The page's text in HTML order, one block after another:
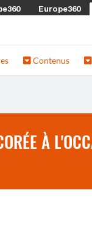
Europe360
Contenus
À